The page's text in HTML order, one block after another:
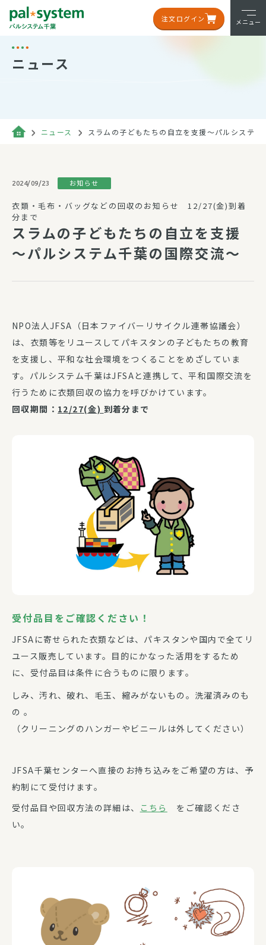
注文ログイン メニュー
ニュース
ニュース スラムの子どもたちの自立を支援～パルシステ
2024/09/23 お知らせ
衣類・毛布・バッグなどの回収のお知らせ 12/27(金)到着
分まで
スラムの子どもたちの自立を支援
～パルシステム千葉の国際交流～
NPO法人JFSA（日本ファイバーリサイクル連帯協議会）
は、衣類等をリユースしてパキスタンの子どもたちの教育
を支援し、平和な社会環境をつくることをめざしていま
す。パルシステム千葉はJFSAと連携して、平和国際交流を
行うために衣類回収の協力を呼びかけています。
回収期間： 12/27(金) 到着分まで
受付品目をご確認ください！
JFSAに寄せられた衣類などは、パキスタンや国内で全てリ
ユース販売しています。目的にかなった活用をするため
に、受付品目は条件に合うものに限ります。
しみ、汚れ、破れ、毛玉、縮みがないもの。洗濯済みのも
の 。
（クリーニングのハンガーやビニールは外してください）
JFSA千葉センターへ直接のお持ち込みをご希望の方は、予
約制にて受付けます。
受付品目や回収方法の詳細は、
こちら
をご確認くださ
い。